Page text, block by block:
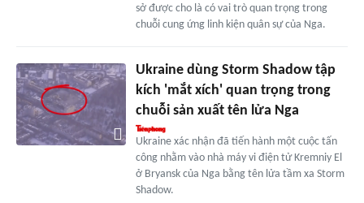
sở được cho là có vai trò quan trọng trong
chuỗi cung ứng linh kiện quân sự của Nga.
Ukraine dùng Storm Shadow tập
kích 'mắt xích' quan trọng trong
chuỗi sản xuất tên lửa Nga
Ukraine xác nhận đã tiến hành một cuộc tấn
công nhằm vào nhà máy vi điện tử Kremniy El
ở Bryansk của Nga bằng tên lửa tầm xa Storm
Shadow.